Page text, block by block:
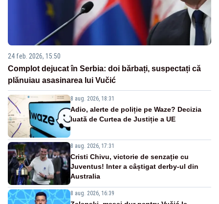
24 feb. 2026, 15:50
Complot dejucat în Serbia: doi bărbați, suspectați că
plănuiau asasinarea lui Vučić
8 aug. 2026, 18:31
Adio, alerte de poliție pe Waze? Decizia
luată de Curtea de Justiție a UE
8 aug. 2026, 17:31
Cristi Chivu, victorie de senzație cu
Juventus! Inter a câștigat derby-ul din
Australia
8 aug. 2026, 16:39